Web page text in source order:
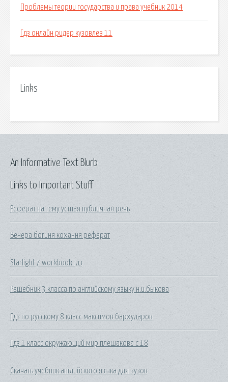
Проблемы теории государства и права учебник 2014
Гдз онлайн ридер кузовлев 11
Links
Links to Important Stuff
Реферат на тему устная публичная речь
Венера богиня кохання реферат
Starlight 7 workbook гдз
Решебник 3 класса по английскому языку н.и.быкова
Гдз по русскому 8 класс максимов бархударов
Гдз 1 класс окружающий мир плешакова с 18
Скачать учебник английского языка для вузов
An Informative Text Blurb